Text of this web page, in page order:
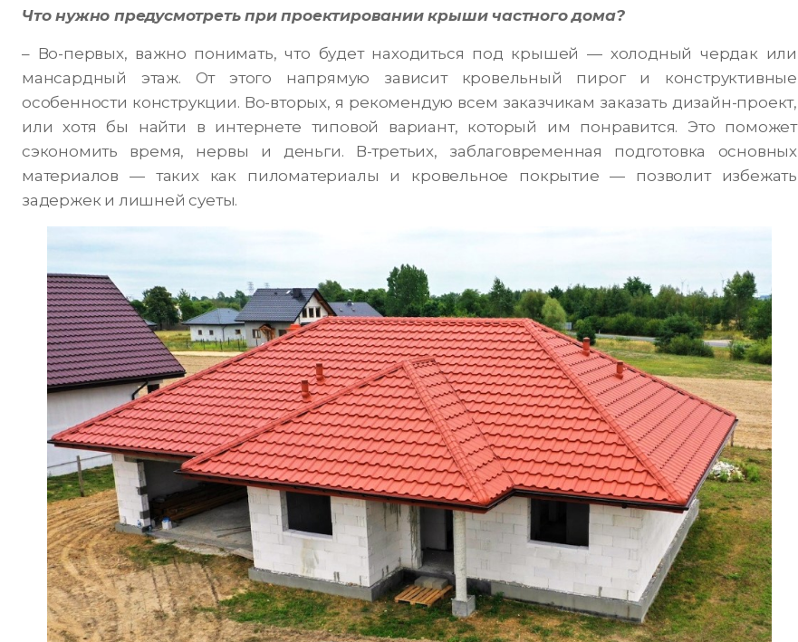
Что нужно предусмотреть при проектировании крыши частного дома?
– Во-первых, важно понимать, что будет находиться под крышей — холодный чердак или
мансардный этаж. От этого напрямую зависит кровельный пирог и конструктивные
особенности конструкции. Во-вторых, я рекомендую всем заказчикам заказать дизайн-проект,
или хотя бы найти в интернете типовой вариант, который им понравится. Это поможет
сэкономить время, нервы и деньги. В-третьих, заблаговременная подготовка основных
материалов — таких как пиломатериалы и кровельное покрытие — позволит избежать
задержек и лишней суеты.